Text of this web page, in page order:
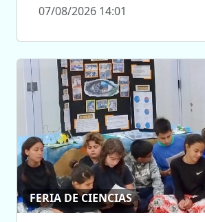
07/08/2026 14:01
FERIA DE CIENCIAS